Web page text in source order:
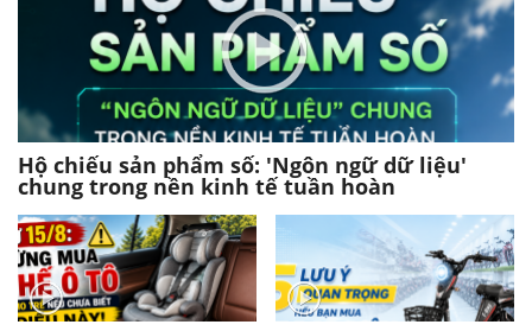
Hộ chiếu sản phẩm số: 'Ngôn ngữ dữ liệu'
chung trong nền kinh tế tuần hoàn